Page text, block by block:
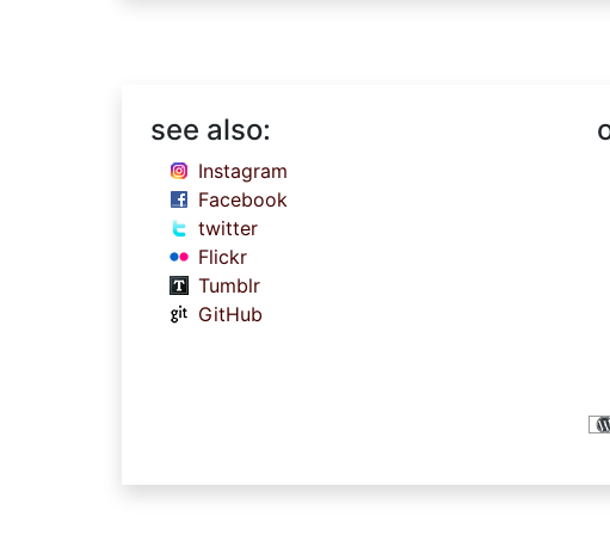
see also:
Instagram
Facebook
twitter
Flickr
Tumblr
GitHub